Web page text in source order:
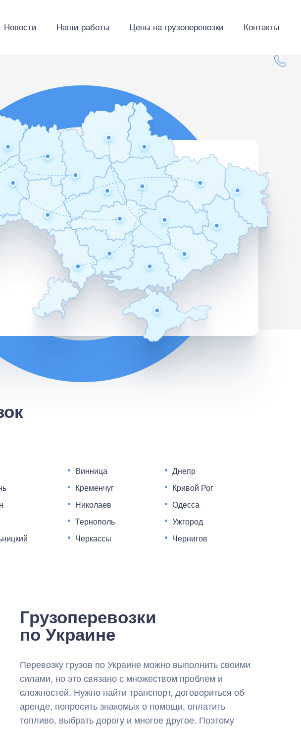
Новости Наши работы Цены на грузоперевозки Контакты
Винница
Днепр
Кременчуг
Кривой Рог
Николаев
Одесса
Тернополь
Ужгород
Черкассы
Чернигов
Грузоперевозки
по Украине
Перевозку грузов по Украине можно выполнить своими
силами, но это связано с множеством проблем и
сложностей. Нужно найти транспорт, договориться об
аренде, попросить знакомых о помощи, оплатить
топливо, выбрать дорогу и многое другое. Поэтому